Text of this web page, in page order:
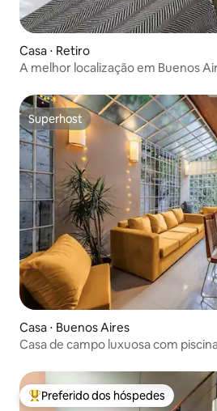
Casa ⋅ Retiro
A melhor localização em Buenos
Superhost
Superhost
Casa ⋅ Buenos Aires
Casa de campo luxuosa com
Entre os melhores preferidos dos
Preferido dos hóspedes